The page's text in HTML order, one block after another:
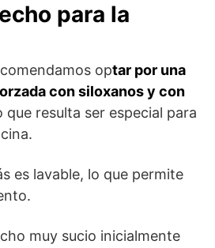
para la
optar por una
con siloxanos y con
que resulta ser especial para
es lavable, lo que permite
muy sucio inicialmente